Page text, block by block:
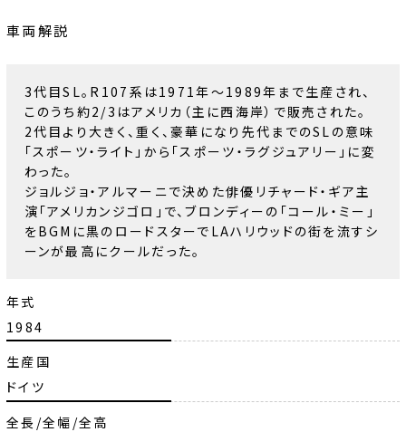
車両解説
3代目SL。R107系は1971年～1989年まで生産され、
このうち約2/3はアメリカ（主に西海岸）で販売された。
2代目より大きく、重く、豪華になり先代までのSLの意味
「スポーツ・ライト」から「スポーツ・ラグジュアリー」に変
わった。
ジョルジョ・アルマーニで決めた俳優リチャード・ギア主
演「アメリカンジゴロ」で、ブロンディーの「コール・ミー」
をBGMに黒のロードスターでLAハリウッドの街を流すシ
ーンが最高にクールだった。
年式
1984
生産国
ドイツ
全長/全幅/全高